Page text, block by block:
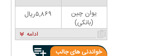
یوان چین
(بانکی)
۵,۸۶۹ریال
ادامه
خواندنی های جالب